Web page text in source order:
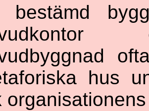
bestämd
hus